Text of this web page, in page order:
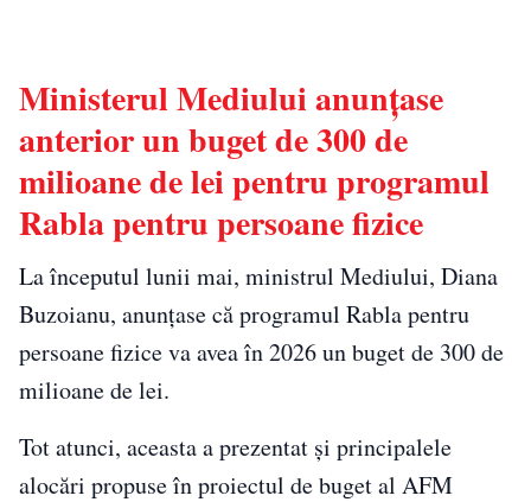
Ministerul Mediului anunțase
anterior un buget de 300 de
milioane de lei pentru programul
Rabla pentru persoane fizice
La începutul lunii mai, ministrul Mediului, Diana
Buzoianu, anunțase că programul Rabla pentru
persoane fizice va avea în 2026 un buget de 300 de
milioane de lei.
Tot atunci, aceasta a prezentat și principalele
alocări propuse în proiectul de buget al AFM